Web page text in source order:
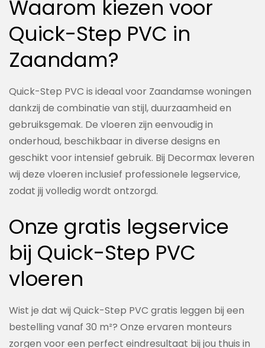
Waarom kiezen voor
Quick-Step PVC in
Zaandam?
Quick-Step PVC is ideaal voor Zaandamse woningen
dankzij de combinatie van stijl, duurzaamheid en
gebruiksgemak. De vloeren zijn eenvoudig in
onderhoud, beschikbaar in diverse designs en
geschikt voor intensief gebruik. Bij Decormax leveren
wij deze vloeren inclusief professionele legservice,
zodat jij volledig wordt ontzorgd.
Onze gratis legservice
bij Quick-Step PVC
vloeren
Wist je dat wij Quick-Step PVC gratis leggen bij een
bestelling vanaf 30 m²? Onze ervaren monteurs
zorgen voor een perfect eindresultaat bij jou thuis in